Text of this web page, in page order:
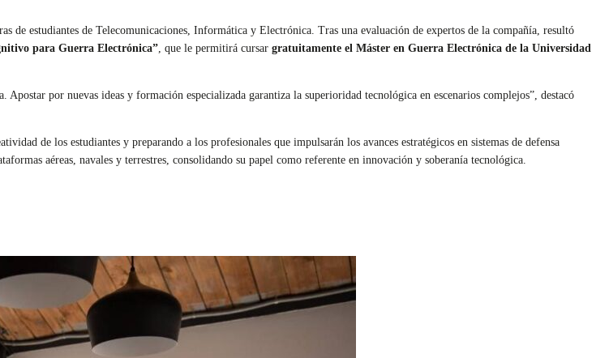
de estudiantes de Telecomunicaciones, Informática y Electrónica. Tras una evaluación de expertos de la compañía, resultó
para Guerra Electrónica” , que le permitirá cursar gratuitamente el Máster en Guerra Electrónica de la Universidad
Apostar por nuevas ideas y formación especializada garantiza la superioridad tecnológica en escenarios complejos”, destacó
de los estudiantes y preparando a los profesionales que impulsarán los avances estratégicos en sistemas de defensa
aéreas, navales y terrestres, consolidando su papel como referente en innovación y soberanía tecnológica.